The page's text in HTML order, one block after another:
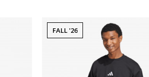
FALL '26